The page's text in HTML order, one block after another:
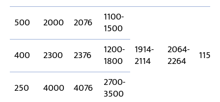
500 2000 2076 1100-
1500
1914-
2114
2064-
2264 1158
400 2300 2376 1200-
1800
250
4000 4076 2700-
3500